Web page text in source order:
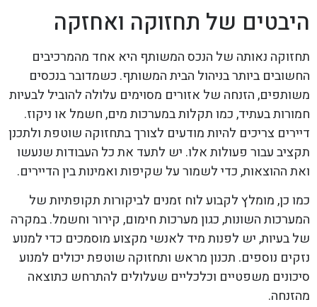
היבטים של תחזוקה ואחזקה
תחזוקה נאותה של הנכס המשותף היא אחד מהמרכיבים
החשובים ביותר בניהול הבית המשותף. כשמדובר בנכסים
משותפים, הזנחה של אזורים מסוימים עלולה להוביל לבעיות
חמורות בעתיד, כמו תקלות במערכות מים, חשמל או ניקוז.
דיירים צריכים להיות מודעים לצורך בתחזוקה שוטפת ולתכנן
תקציב עבור פעולות אלו. יש לתעד את כל העבודות שנעשו
ואת ההוצאות, כדי לשמור על שקיפות ואמינות בין הדיירים.
כמו כן, מומלץ לקבוע לוח זמנים לביקורות תקופתיות של
המערכות השונות, כגון מערכות חימום, קירור וחשמל. במקרה
של בעיות, יש לפנות מיד לאנשי מקצוע מוסמכים כדי למנוע
נזקים נוספים. תכנון מראש ותחזוקה שוטפת יכולים למנוע
סיכונים משפטיים וכלכליים שעלולים להתרחש כתוצאה
מהזנחה.